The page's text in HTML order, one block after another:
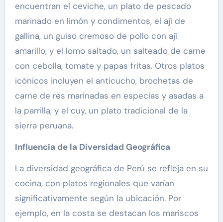
encuentran el ceviche, un plato de pescado
marinado en limón y condimentos, el ají de
gallina, un guiso cremoso de pollo con ají
amarillo, y el lomo saltado, un salteado de carne
con cebolla, tomate y papas fritas. Otros platos
icónicos incluyen el anticucho, brochetas de
carne de res marinadas en especias y asadas a
la parrilla, y el cuy, un plato tradicional de la
sierra peruana.
Influencia de la Diversidad Geográfica
La diversidad geográfica de Perú se refleja en su
cocina, con platos regionales que varían
significativamente según la ubicación. Por
ejemplo, en la costa se destacan los mariscos